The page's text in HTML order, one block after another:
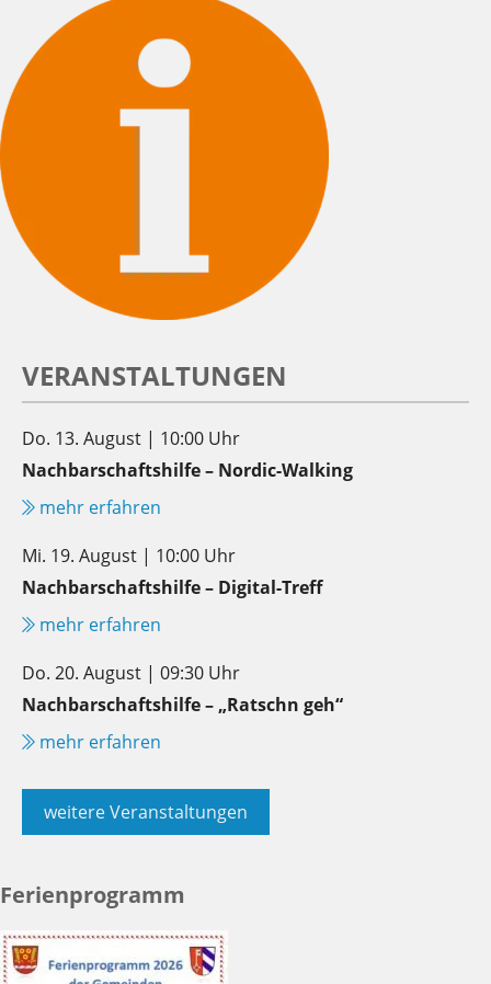
VERANSTALTUNGEN
Do. 13. August | 10:00 Uhr
Nachbarschaftshilfe – Nordic-Walking
mehr erfahren
Mi. 19. August | 10:00 Uhr
Nachbarschaftshilfe – Digital-Treff
mehr erfahren
Do. 20. August | 09:30 Uhr
Nachbarschaftshilfe – „Ratschn geh“
mehr erfahren
weitere Veranstaltungen
Ferienprogramm